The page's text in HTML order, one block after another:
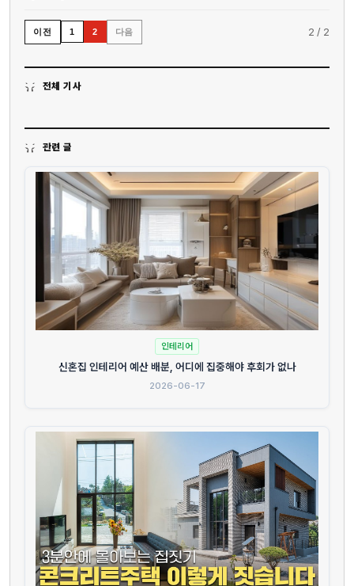
이전 1 2 다음 2 / 2
전체 기사
관련 글
인테리어
신혼집 인테리어 예산 배분, 어디에 집중해야 후회가 없나
2026-06-17